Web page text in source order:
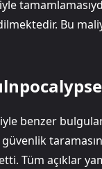
Bu
benzer
Tüm açıklar